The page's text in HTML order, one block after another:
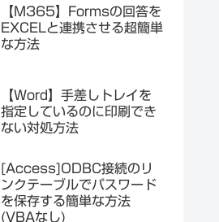
【M365】Formsの回答を
EXCELと連携させる超簡単
な方法
【Word】手差しトレイを
指定しているのに印刷でき
ない対処方法
[Access]ODBC接続のリ
ンクテーブルでパスワード
を保存する簡単な方法
(VBAなし)